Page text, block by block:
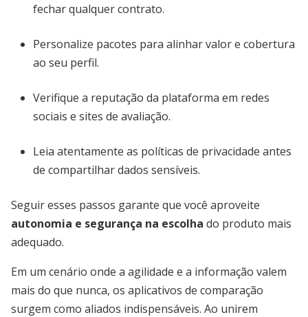
fechar qualquer contrato.
Personalize pacotes para alinhar valor e cobertura
ao seu perfil.
Verifique a reputação da plataforma em redes
sociais e sites de avaliação.
Leia atentamente as políticas de privacidade antes
de compartilhar dados sensíveis.
Seguir esses passos garante que você aproveite
autonomia e segurança na escolha do produto mais
adequado.
Em um cenário onde a agilidade e a informação valem
mais do que nunca, os aplicativos de comparação
surgem como aliados indispensáveis. Ao unirem